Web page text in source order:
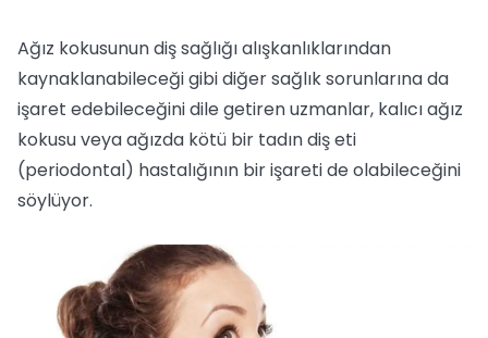
Ağız kokusunun diş sağlığı alışkanlıklarından
kaynaklanabileceği gibi diğer sağlık sorunlarına da
işaret edebileceğini dile getiren uzmanlar, kalıcı ağız
kokusu veya ağızda kötü bir tadın diş eti
(periodontal) hastalığının bir işareti de olabileceğini
söylüyor.